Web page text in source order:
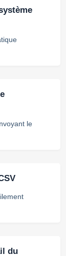
le
du